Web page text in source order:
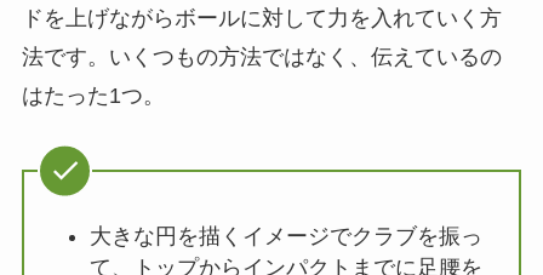
ドを上げながらボールに対して力を入れていく方
法です。いくつもの方法ではなく、伝えているの
はたった1つ。
大きな円を描くイメージでクラブを振っ
て、トップからインパクトまでに足腰を